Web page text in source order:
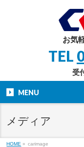
お気
TEL
受
MENU
メディア
HOME » carimage